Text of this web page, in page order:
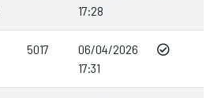
17:28
5017
06/04/2026
17:31